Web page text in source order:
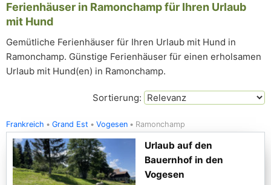
Ferienhäuser in Ramonchamp für Ihren Urlaub
mit Hund
Gemütliche Ferienhäuser für Ihren Urlaub mit Hund in
Ramonchamp. Günstige Ferienhäuser für einen erholsamen
Urlaub mit Hund(en) in Ramonchamp.
Sortierung:
Frankreich Grand Est Vogesen Ramonchamp
Urlaub auf den
Bauernhof in den
Vogesen